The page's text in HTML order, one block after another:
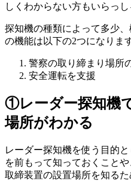
しくわからない方もいらっ
探知機の種類によって多少
の機能は以下の2つになります
警察の取り締まり場所
安全運転を支援
①レーダー探知機
場所がわかる
レーダー探知機を使う目的
を前もって知っておくこと
取締装置の設置場所を知るた